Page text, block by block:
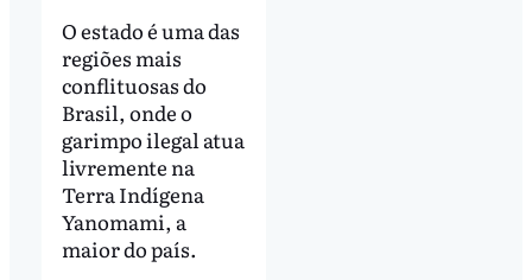
O estado é uma das
regiões mais
conflituosas do
Brasil, onde o
garimpo ilegal atua
livremente na
Terra Indígena
Yanomami, a
maior do país.